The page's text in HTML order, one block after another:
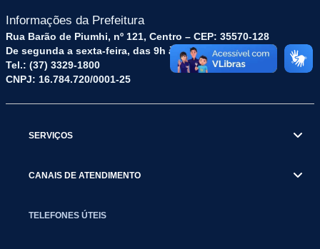
Informações da Prefeitura
Rua Barão de Piumhi, nº 121, Centro – CEP: 35570-128
De segunda a sexta-feira, das 9h às 16h
Tel.: (37) 3329-1800
CNPJ: 16.784.720/0001-25
SERVIÇOS
CANAIS DE ATENDIMENTO
TELEFONES ÚTEIS